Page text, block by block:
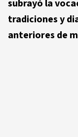
subrayó la
tradiciones y
anteriores de